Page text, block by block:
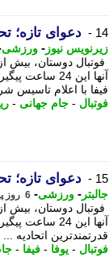
14 - دعوای تازه؛
زیرنویس نیوز - ورزشی
فوتبال دوستان، بیش
آنها این
فیفا با اعلام تاسیس
فوتبال - جام جهانی -
15 - دعوای تازه؛
جالبتر - ورزشی- 6 روز پیش - شنبه 10 مرداد 1405، 08:07
فوتبال دوستان، بیش
آنها این 24
قدرتمندترین اتحادیه ...
فوتبال - یوفا - فیفا -